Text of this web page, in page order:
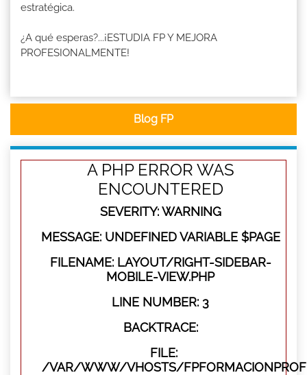
estratégica.
¿A qué esperas?...¡ESTUDIA FP Y MEJORA
PROFESIONALMENTE!
Blog FP
A PHP ERROR WAS
ENCOUNTERED
SEVERITY: WARNING
MESSAGE: UNDEFINED VARIABLE $PAGE
FILENAME: LAYOUT/RIGHT-SIDEBAR-
MOBILE-VIEW.PHP
LINE NUMBER: 3
BACKTRACE:
FILE:
/VAR/WWW/VHOSTS/